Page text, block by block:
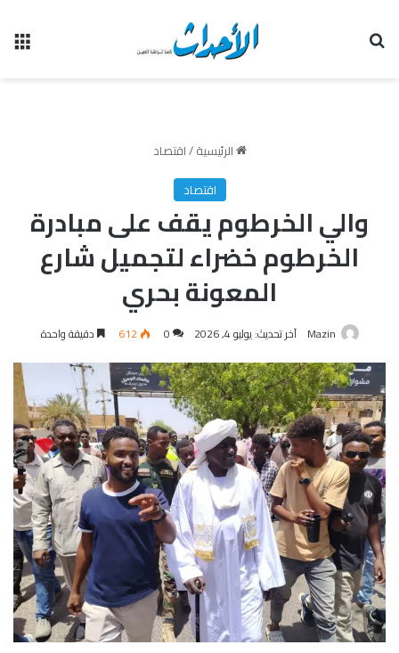
الرئيسية/اقتصاد
اقتصاد
والي الخرطوم يقف على مبادرة
الخرطوم خضراء لتجميل شارع
المعونة بحري
Mazin آخر تحديث: يوليو 4, 2026 0
612 دقيقة واحدة